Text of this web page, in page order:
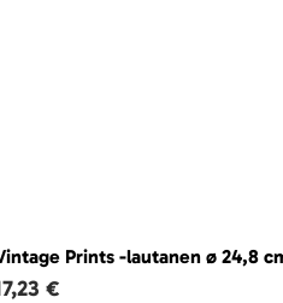
Prints -lautanen ø 24,8
€